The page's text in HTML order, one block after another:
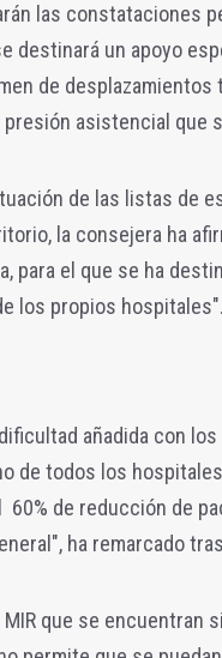
las constataciones
destinará un apoyo
de
asistencial que
de las listas de
la consejera ha
para el que se ha
los propios hospitales".
añadida con
de todos los
de reducción de
ha remarcado
que se encuentran